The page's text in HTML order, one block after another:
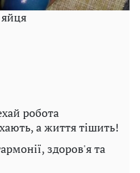
робота
а життя тішить!
здоров'я та